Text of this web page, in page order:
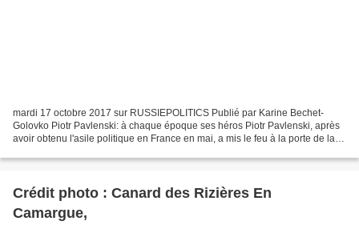
mardi 17 octobre 2017 sur RUSSIEPOLITICS Publié par Karine Bechet-
Golovko Piotr Pavlenski: à chaque époque ses héros Piotr Pavlenski, après
avoir obtenu l'asile politique en France en mai, a mis le feu à la porte de la
Crédit photo : Canard des Rizières En
Camargue,